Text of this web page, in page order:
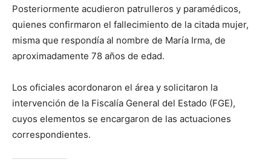
Posteriormente acudieron patrulleros y paramédicos,
quienes confirmaron el fallecimiento de la citada mujer,
misma que respondía al nombre de María Irma, de
aproximadamente 78 años de edad.
Los oficiales acordonaron el área y solicitaron la
intervención de la Fiscalía General del Estado (FGE),
cuyos elementos se encargaron de las actuaciones
correspondientes.